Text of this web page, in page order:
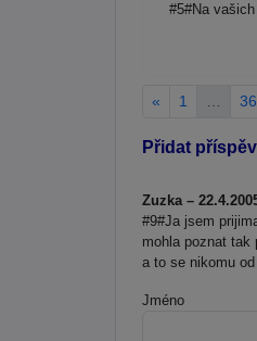
#5#Na
« 1 36
Přidat
Zuzka –
#9#Ja jsem
mohla poznat tak
a to se nikomu
Jméno